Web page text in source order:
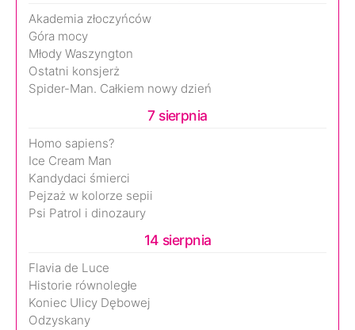
Akademia złoczyńców
Góra mocy
Młody Waszyngton
Ostatni konsjerż
Spider-Man. Całkiem nowy dzień
7 sierpnia
Homo sapiens?
Ice Cream Man
Kandydaci śmierci
Pejzaż w kolorze sepii
Psi Patrol i dinozaury
14 sierpnia
Flavia de Luce
Historie równoległe
Koniec Ulicy Dębowej
Odzyskany